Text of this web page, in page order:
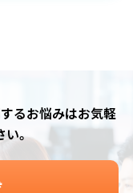
るお悩みはお気軽
い。